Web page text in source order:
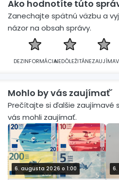
Ako hodnotíte túto
Zanechajte spätnú väzbu a
názor na obsah správy.
DEZINFORMÁCIANEDÔLEŽITÁ
Mohlo by vás zaujímať´
Prečítajte si ďalšie zaujímavé
vás mohli zaujímať.
6. augusta 2026 o 1:00 6.